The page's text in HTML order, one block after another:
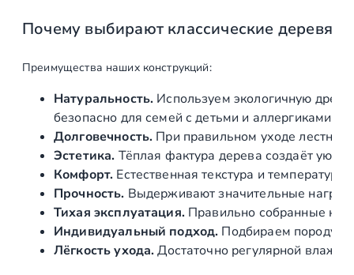
д
р
в
н
н
ы
е
л
е
с
Почему выбирают классические
Преимущества нашихконструкций:
Натуральность. Используем экологичную
безопасно для семей с детьми и аллергиками.
Долговечность. При правильном уходе
Эстетика. Тёплая фактура дерева создаёт
Комфорт. Естественная текстура и температура
Прочность. Выдерживаютзначительные
Тихая эксплуатация.Правильно собранные
Индивидуальный подход. Подбираем породу
Лёгкостьухода.Достаточнорегулярной